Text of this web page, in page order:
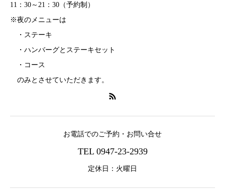
11：30～21：30（予約制）
※夜のメニューは
・ステーキ
・ハンバーグとステーキセット
・コース
のみとさせていただきます。
お電話でのご予約・お問い合せ
TEL 0947-23-2939
定休日：火曜日